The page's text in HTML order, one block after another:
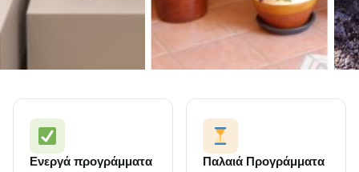
Ενεργά προγράμματα Παλαιά Προγράμματα